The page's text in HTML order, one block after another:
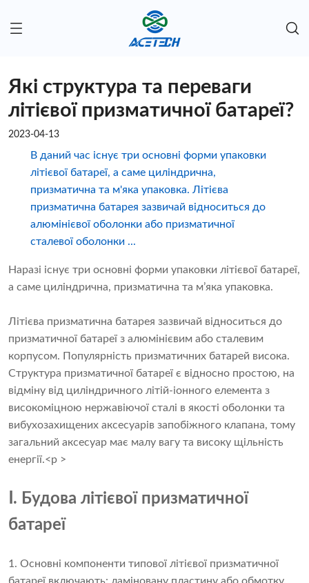
Які структура та переваги
літієвої призматичної батареї?
2023-04-13
В даний час існує три основні форми упаковки
літієвої батареї, а саме циліндрична,
призматична та м'яка упаковка. Літієва
призматична батарея зазвичай відноситься до
алюмінієвої оболонки або призматичної
сталевої оболонки ...
Наразі існує три основні форми упаковки літієвої батареї,
а саме циліндрична, призматична та м’яка упаковка.
Літієва призматична батарея зазвичай відноситься до
призматичної батареї з алюмінієвим або сталевим
корпусом. Популярність призматичних батарей висока.
Структура призматичної батареї є відносно простою, на
відміну від циліндричного літій-іонного елемента з
високоміцною нержавіючої сталі в якості оболонки та
вибухозахищених аксесуарів запобіжного клапана, тому
загальний аксесуар має малу вагу та високу щільність
енергії.<p >
Ⅰ. Будова літієвої призматичної
батареї
1. Основні компоненти типової літієвої призматичної